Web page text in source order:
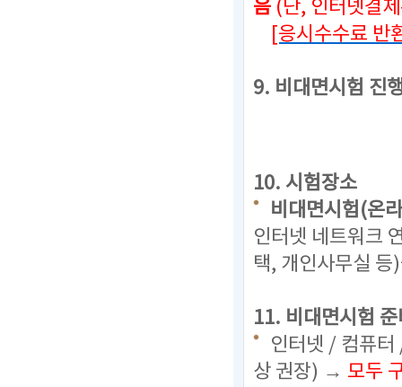
음 (단, 인터넷결
[응시수수료 반
9. 비대면시험 진
10. 시험장소
비대면시험(온
인터넷 네트워크
택, 개인사무실 등
11. 비대면시험
인터넷 / 컴퓨
상 권장) → 모두